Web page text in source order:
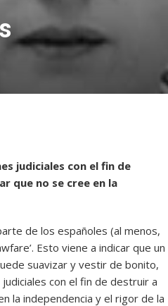
judiciales con el fin de
que no se cree en la
de los españoles (al menos,
Esto viene a indicar que un
suavizary vestir de bonito,
con el fin de destruir a
la independencia y el rigor de la